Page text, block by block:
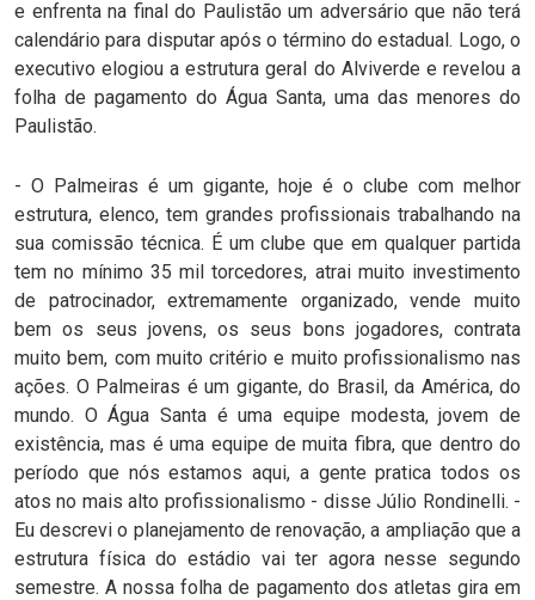
e enfrenta na final do Paulistão um adversário que não terá
calendário para disputar após o término do estadual. Logo, o
executivo elogiou a estrutura geral do Alviverde e revelou a
folha de pagamento do Água Santa, uma das menores do
Paulistão.
- O Palmeiras é um gigante, hoje é o clube com melhor
estrutura, elenco, tem grandes profissionais trabalhando na
sua comissão técnica. É um clube que em qualquer partida
tem no mínimo 35 mil torcedores, atrai muito investimento
de patrocinador, extremamente organizado, vende muito
bem os seus jovens, os seus bons jogadores, contrata
muito bem, com muito critério e muito profissionalismo nas
ações. O Palmeiras é um gigante, do Brasil, da América, do
mundo. O Água Santa é uma equipe modesta, jovem de
existência, mas é uma equipe de muita fibra, que dentro do
período que nós estamos aqui, a gente pratica todos os
atos no mais alto profissionalismo - disse Júlio Rondinelli. -
Eu descrevi o planejamento de renovação, a ampliação que a
estrutura física do estádio vai ter agora nesse segundo
semestre. A nossa folha de pagamento dos atletas gira em